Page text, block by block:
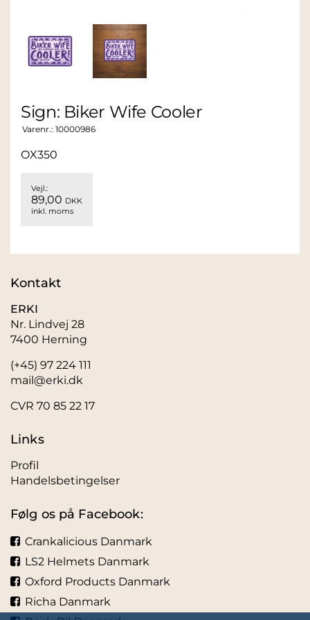
Sign: Biker Wife Cooler
Varenr.: 10000986
OX350
Vejl.:
89,00 DKK
inkl. moms
Kontakt
ERKI
Nr. Lindvej 28
7400 Herning
(+45) 97 224 111
mail@erki.dk
CVR 70 85 22 17
Links
Profil
Handelsbetingelser
Følg os på Facebook:
Crankalicious Danmark
LS2 Helmets Danmark
Oxford Products Danmark
Richa Danmark